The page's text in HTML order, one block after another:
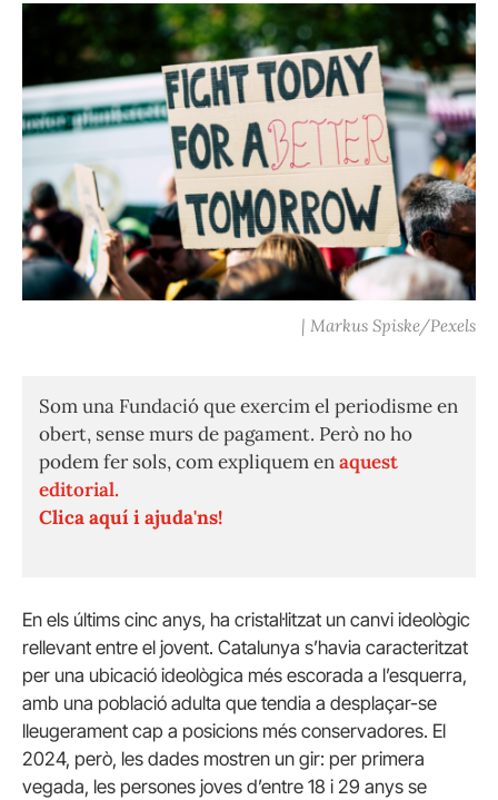
| Markus Spiske/Pexels
Som una Fundació que exercim el periodisme en
obert, sense murs de pagament. Però no ho
podem fer sols, com expliquem enaquest
editorial.
Clica aquí i ajuda'ns!
En els últims cinc anys, ha cristal·litzat un canvi ideològic
rellevant entre el jovent. Catalunya s’havia caracteritzat
per una ubicació ideològica més escorada a l’esquerra,
amb una població adulta que tendia a desplaçar-se
lleugerament cap a posicions més conservadores. El
2024, però, les dades mostren un gir: per primera
vegada, les persones joves d’entre 18 i 29 anys se